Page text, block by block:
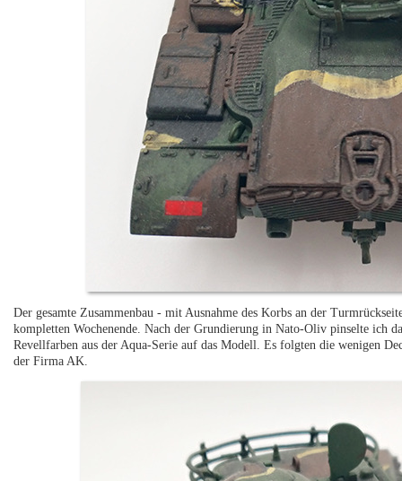
Der gesamte Zusammenbau - mit Ausnahme des Korbs an der
kompletten Wochenende. Nach der Grundierung in Nato-Oliv pinselte ich
Revellfarben aus der Aqua-Serie auf das Modell. Es folgten die wenigen
der Firma AK.